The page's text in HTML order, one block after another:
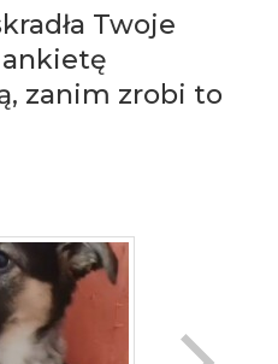
Twoje
ankietę
zanim zrobi to